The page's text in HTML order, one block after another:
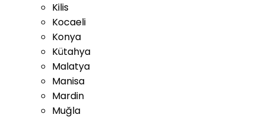
Kilis
Kocaeli
Konya
Kütahya
Malatya
Manisa
Mardin
Muğla